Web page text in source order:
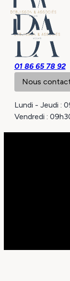
01 86 65 78 92
Nous
Lundi - Jeudi :
Vendredi :
Panneau de gestion